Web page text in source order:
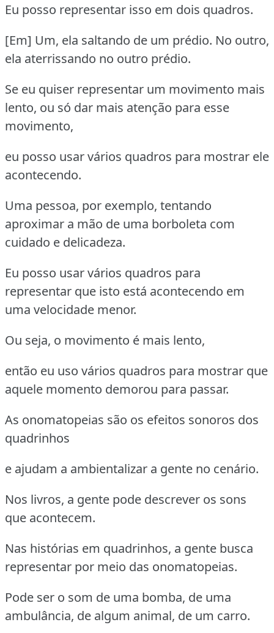
Eu posso representar isso em dois quadros.
[Em] Um, ela saltando de um prédio. No outro,
ela aterrissando no outro prédio.
Se eu quiser representar um movimento mais
lento, ou só dar mais atenção para esse
movimento,
eu posso usar vários quadros para mostrar ele
acontecendo.
Uma pessoa, por exemplo, tentando
aproximar a mão de uma borboleta com
cuidado e delicadeza.
Eu posso usar vários quadros para
representar que isto está acontecendo em
uma velocidade menor.
Ou seja, o movimento é mais lento,
então eu uso vários quadros para mostrar que
aquele momento demorou para passar.
As onomatopeias são os efeitos sonoros dos
quadrinhos
e ajudam a ambientalizar a gente no cenário.
Nos livros, a gente pode descrever os sons
que acontecem.
Nas histórias em quadrinhos, a gente busca
representar por meio das onomatopeias.
Pode ser o som de uma bomba, de uma
ambulância, de algum animal, de um carro.